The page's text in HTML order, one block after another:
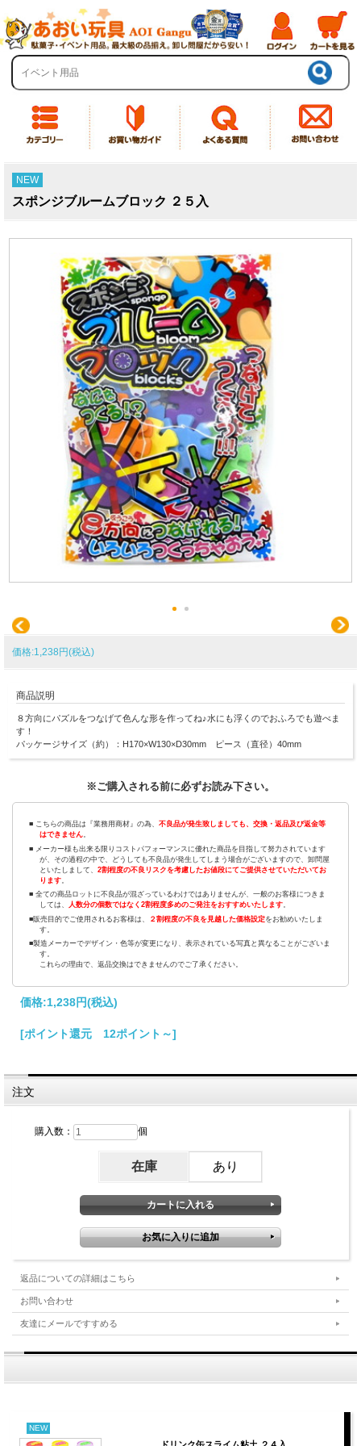
NEW
スポンジブルームブロック ２５入
価格:1,238円(税込)
商品説明
８方向にパズルをつなげて色んな形を作ってね♪水にも浮くのでおふろでも遊べま
す！
パッケージサイズ（約）：H170×W130×D30mm ピース（直径）40mm
※ご購入される前に必ずお読み下さい。
■ こちらの商品は『業務用商材』の為、 不良品が発生致しましても、交換・返品及び返金等
はできません。
■ メーカー様も出来る限りコストパフォーマンスに優れた商品を目指して努力されています
が、その過程の中で、どうしても不良品が発生してしまう場合がございますので、卸問屋
といたしまして、2割程度の不良リスクを考慮したお値段にてご提供させていただいてお
ります
■ 全ての商品ロットに不良品が混ざっているわけではありませんが、一般のお客様につきま
しては、 人数分の個数ではなく2割程度多めのご発注をおすすめいたします。
■販売目的でご使用されるお客様は、
２割程度の不良を見越した価格設定をお勧めいたしま
す。
■製造メーカーでデザイン・色等が変更になり、表示されている写真と異なることがございま
す。
これらの理由で、返品交換はできませんのでご了承ください。
価格:1,238円(税込)
[ポイント還元 12ポイント～]
注文
購入数： 個
在庫 あり
返品についての詳細はこちら
お問い合わせ
友達にメールですすめる
NEW